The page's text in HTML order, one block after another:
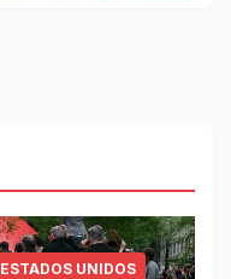
ESTADOS UNIDOS